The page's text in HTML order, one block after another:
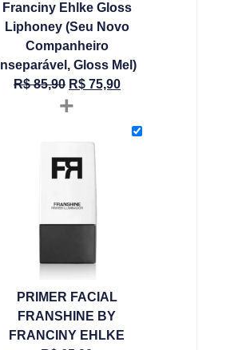
Franciny Ehlke Gloss
Liphoney (Seu Novo
Companheiro
Inseparável, Gloss Mel)
R$85,90 R$75,90
+
PRIMER FACIAL
FRANSHINE BY
FRANCINY EHLKE